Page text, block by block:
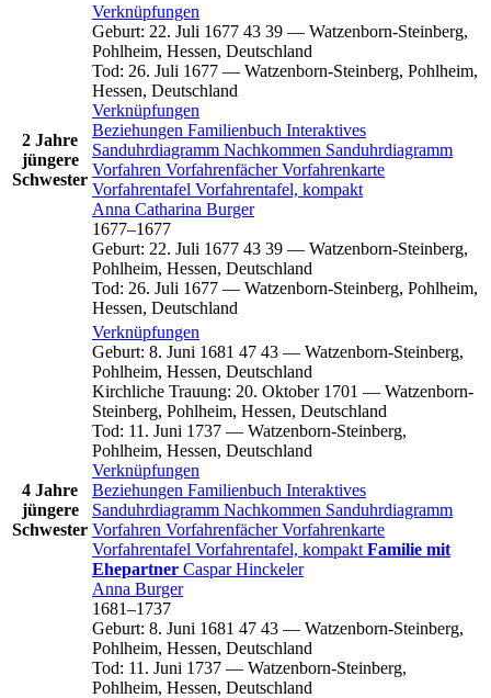
2 Jahre
jüngere
Schwester
Verknüpfungen
Geburt: 22. Juli 1677 43 39 — Watzenborn-Steinberg,
Pohlheim, Hessen, Deutschland
Tod: 26. Juli 1677 — Watzenborn-Steinberg, Pohlheim,
Hessen, Deutschland
Verknüpfungen
Beziehungen Familienbuch Interaktives
Sanduhrdiagramm Nachkommen Sanduhrdiagramm
Vorfahren VorfahrenfächerVorfahrenkarte
Vorfahrentafel Vorfahrentafel, kompakt
Anna Catharina Burger
1677–1677
Geburt: 22. Juli 1677 43 39 — Watzenborn-Steinberg,
Pohlheim, Hessen, Deutschland
Tod: 26. Juli 1677 — Watzenborn-Steinberg, Pohlheim,
Hessen, Deutschland
4 Jahre
jüngere
Schwester
Verknüpfungen
Geburt: 8. Juni 1681 47 43 — Watzenborn-Steinberg,
Pohlheim, Hessen, Deutschland
Kirchliche Trauung: 20. Oktober 1701 — Watzenborn-
Steinberg, Pohlheim, Hessen, Deutschland
Tod: 11. Juni 1737 — Watzenborn-Steinberg,
Pohlheim, Hessen, Deutschland
Verknüpfungen
Beziehungen Familienbuch Interaktives
Sanduhrdiagramm Nachkommen Sanduhrdiagramm
Vorfahren VorfahrenfächerVorfahrenkarte
Vorfahrentafel Vorfahrentafel, kompakt Familie mit
Ehepartner CasparHinckeler
Anna Burger
1681–1737
Geburt: 8. Juni 1681 47 43 — Watzenborn-Steinberg,
Pohlheim, Hessen, Deutschland
Tod: 11. Juni 1737 — Watzenborn-Steinberg,
Pohlheim, Hessen, Deutschland